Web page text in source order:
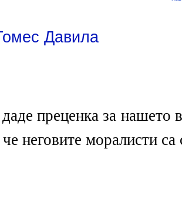
Давила
преценка за нашето
неговите моралисти са